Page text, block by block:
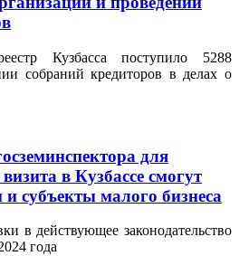
Кузбасса поступило 5288
собраний кредиторов в делах о
для
в Кузбассе смогут
субъекты малого бизнеса
в действующее законодательство
года